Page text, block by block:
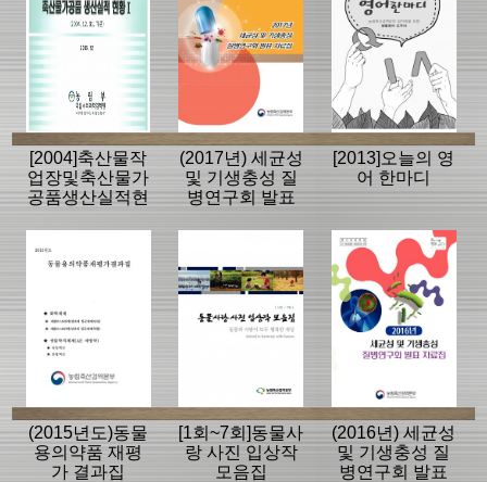
[2004]축산물작
업장및축산물가
공품생산실적현
(2017년) 세균성
및 기생충성 질
병연구회 발표
[2013]오늘의 영
어 한마디
(2015년도)동물
용의약품 재평
가 결과집
[1회~7회]동물사
랑 사진 입상작
모음집
(2016년) 세균성
및 기생충성 질
병연구회 발표